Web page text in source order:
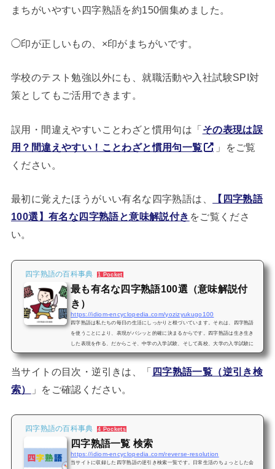
まちがいやすい四字熟語を約150個集めました。
◯印が正しいもの、×印がまちがいです。
学校のテスト勉強以外にも、就職活動や入社試験SPI対
策としてもご活用できます。
誤用・間違えやすいことわざと慣用句は「その表現は誤
用？間違えやすい！ことわざと慣用句一覧
」をご覧
ください。
最初に覚えたほうがいい有名な四字熟語は、
【四字熟語
100選】有名な四字熟語と意味解説付き をご覧くださ
い。
四字熟語の百科事典 1 Pocket
最も有名な四字熟語100選（意味解説付
き）
https://idiom-encyclopedia.com/yozizyukugo100
四字熟語は私たちの毎日の生活にしっかりと根づいています。それは、四字熟語
を使うことにより、表現がバシッと的確に決まるからです。四字熟語は生き生き
した表現を作る、だからこそ、中学の入学試験、そして高校、大学の入学試験に
まで出題されるのです。四字熟語のもとになっている漢字は、一字一字が固有の
す。この漢語の特質を生かして、口ずさみやすい四字句、四音節の、しかも含蓄
に富む意味内容を表現する漢語が四字熟語です。この記事では、沢山あ...
当サイトの目次・逆引きは、「 四字熟語一覧（逆引き検
索）
」をご確認ください。
四字熟語の百科事典 4 Pockets
四字熟語一覧 検索
https://idiom-encyclopedia.com/reverse-resolution
当サイトに収録した四字熟語の逆引き検索一覧です。日常生活のちょっとした会